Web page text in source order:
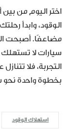
اختر اليوم من
الوقود، وابدأ
مضاعفًا. أصبحت
سيارات لا
التجربة، فلا
بخطوة واحدة نحو
استهلاك الوقود